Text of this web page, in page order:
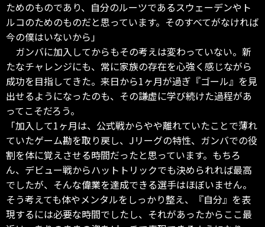
ためのものであり、自分のルーツであるスウェーデンやト
ルコのためのものだと思っています。そのすべてがなければ
今の僕はいないから」
ガンバに加入してからもその考えは変わっていない。新
たなチャレンジにも、常に家族の存在を心強く感じながら
成功を目指してきた。来日から1ヶ月が過ぎ『ゴール』を見
出せるようになったのも、その謙虚に学び続けた過程があ
ってこそだろう。
「加入して1ヶ月は、公式戦からやや離れていたことで薄れ
ていたゲーム勘を取り戻し、Jリーグの特性、ガンバでの役
割を体に覚えさせる時間だったと思っています。もちろ
ん、デビュー戦からハットトリックでも決められれば最高
でしたが、そんな偉業を達成できる選手はほぼいません。
そう考えても体やメンタルをしっかり整え、『自分』を表
現するには必要な時間でしたし、それがあったからここ最